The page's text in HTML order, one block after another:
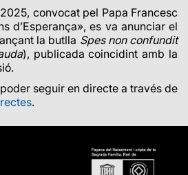
convocat pel Papa Francesc
d’Esperança», es va anunciar el
la butlla Spes non confundit
), publicada coincidint amb la
seguir en directe a través de
.